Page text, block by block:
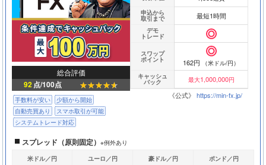
総合評価
92点/100点
手数料が安い
少額から開始
自動売買あり
スマホ取引が可能
システムトレード対応
申込から
取引まで 最短1時間
デモ
トレード
スワップ
ポイント 162円
（米ドル/円）
キャッシュ
バック 最大1,000,000円
《公式》 https://min-fx.jp/
スプレッド（原則固定） ※例外あり
米ドル／円
ユーロ／円 豪ドル／円 ポンド／円